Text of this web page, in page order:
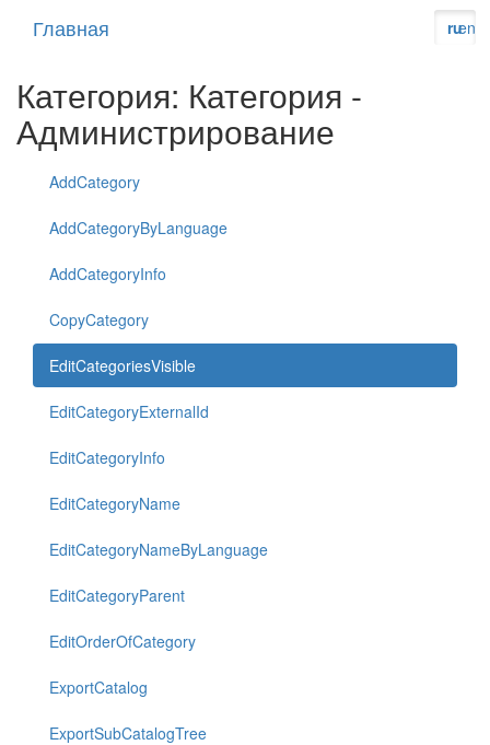
Главная en
ru
Категория: Категория -
Администрирование
AddCategory
AddCategoryByLanguage
AddCategoryInfo
CopyCategory
EditCategoriesVisible
EditCategoryExternalId
EditCategoryInfo
EditCategoryName
EditCategoryNameByLanguage
EditCategoryParent
EditOrderOfCategory
ExportCatalog
ExportSubCatalogTree